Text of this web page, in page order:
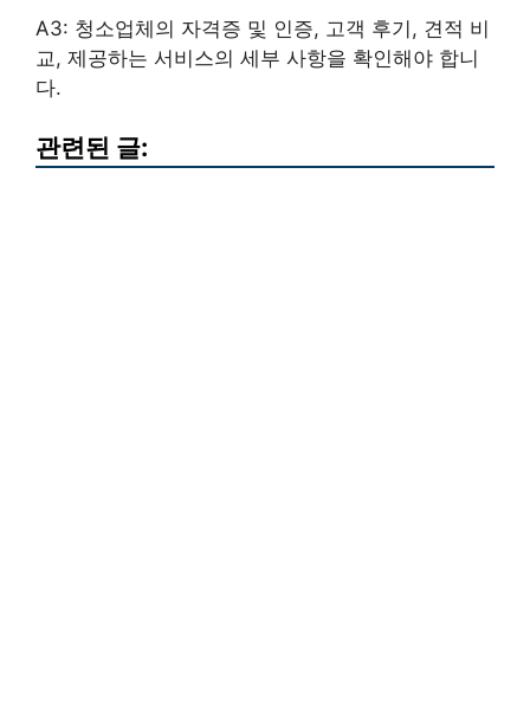
A3: 청소업체의 자격증 및 인증, 고객 후기, 견적 비
교, 제공하는 서비스의 세부 사항을 확인해야 합니
다.
관련된 글: